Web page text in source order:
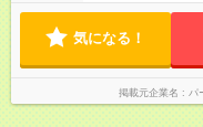
気になる！
掲載元企業名 パ